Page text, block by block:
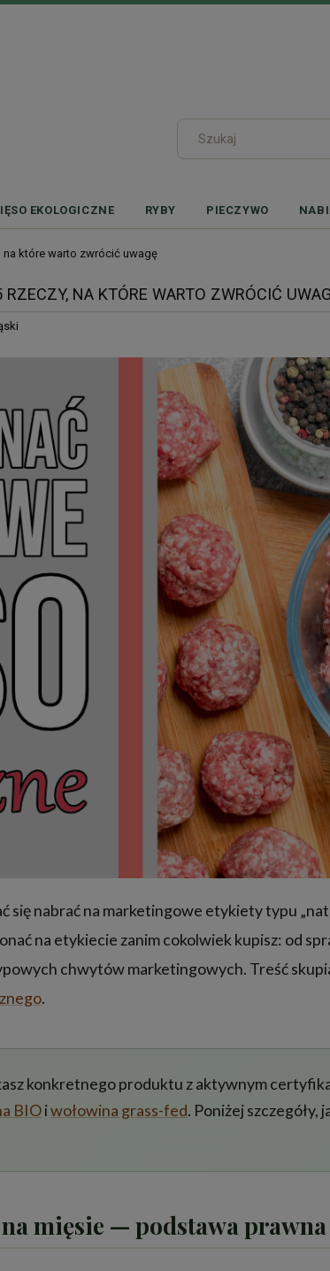
EKOLOGICZNE RYBY PIECZYWO
które warto zwrócić uwagę
NA KTÓRE WARTO ZWRÓCIĆ
się nabrać na marketingowe etykiety typu
na etykiecie zanim cokolwiek kupisz: od
chwytów marketingowych. Treść
.
konkretnego produktu z aktywnym
BIOiwołowina grass-fed. Poniżej
mięsie — podstawa prawna